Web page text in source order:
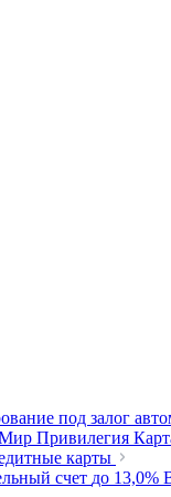
под залог
Привилегия
карты
счет до 13,0%